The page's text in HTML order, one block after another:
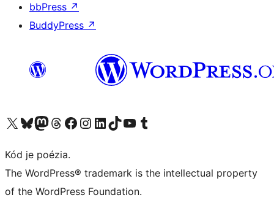
bbPress ↗
BuddyPress ↗
Navštívte náš účet na X (predtým Twitter)
Navštívte náš účet na platforme Bluesky
Navštívte náš účet na Mastodone
Navštívte náš účet na platforme Threads
Navštívte našu stránku na Facebooku
Navštívte náš účet Instagram
Navštívte náš účet LinkedIn
Navštívte náš účet na platforme TikTok
Navštívte náš kanál YouTube
Navštívte náš účet na platforme Tumblr
Kód je poézia.
The WordPress® trademark is the intellectual property
of the WordPress Foundation.